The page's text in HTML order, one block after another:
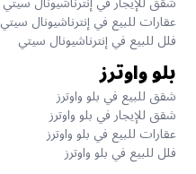
عقارات للبيع في إنترناشيونال سيتي
فلل للبيع في إنترناشيونال سيتي
بلو واوترز
شقق للبيع في بلو واوترز
شقق للإيجار في بلو واوترز
عقارات للبيع في بلو واوترز
فلل للبيع في بلو واوترز